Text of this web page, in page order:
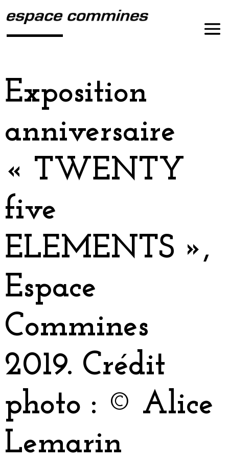
Exposition
anniversaire
« TWENTY
five
ELEMENTS »,
Espace
Commines
2019. Crédit
photo : © Alice
Lemarin